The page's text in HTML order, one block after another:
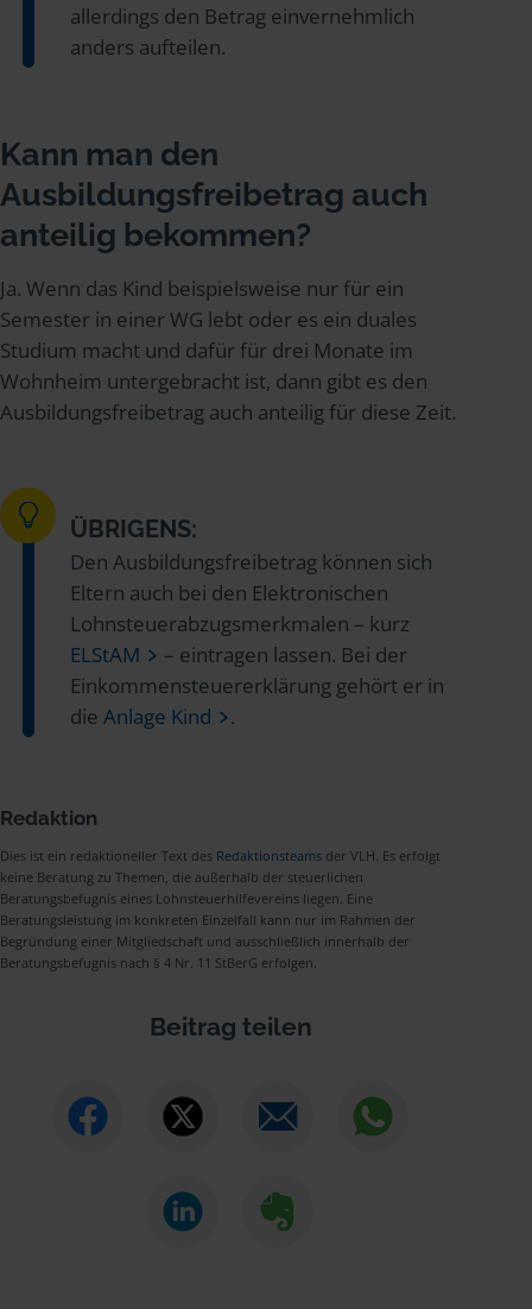
allerdings den Betrag einvernehmlich
anders aufteilen.
Kann man den
Ausbildungsfreibetrag auch
anteilig bekommen?
Ja. Wenn das Kind beispielsweise nur für ein
Semester in einer WG lebt oder es ein duales
Studium macht und dafür für drei Monate im
Wohnheim untergebracht ist, dann gibt es den
Ausbildungsfreibetrag auch anteilig für diese Zeit.
ÜBRIGENS:
Den Ausbildungsfreibetrag können sich
Eltern auch bei den Elektronischen
Lohnsteuerabzugsmerkmalen – kurz
ELStAM
– eintragen lassen. Bei der
Einkommensteuererklärung gehört er in
die Anlage Kind .
Redaktion
Dies ist ein redaktioneller Text des Redaktionsteams der VLH. Es erfolgt
keine Beratung zu Themen, die außerhalb der steuerlichen
Beratungsbefugnis eines Lohnsteuerhilfevereins liegen. Eine
Beratungsleistung im konkreten Einzelfall kann nur im Rahmen der
Begründung einer Mitgliedschaft und ausschließlich innerhalb der
Beratungsbefugnis nach § 4 Nr. 11 StBerG erfolgen.
Beitrag teilen